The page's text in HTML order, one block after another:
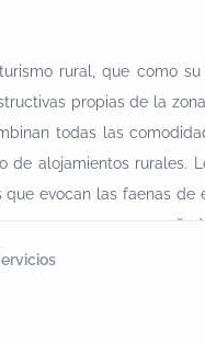
rural, que como
propias de la
todas las
de alojamientos rurales.
que evocan las faenas
que es
de
de la Casa,